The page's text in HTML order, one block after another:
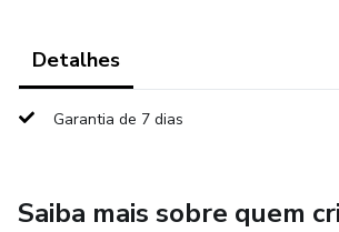
ampliam sua apreciação e aprofunda a
jornada cultural, conectando-o a tradições
Detalhes
Garantia de 7 dias
Saiba mais sobre quem